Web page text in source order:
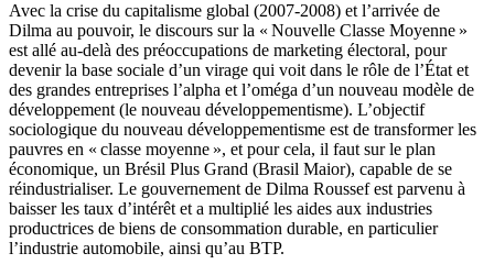
Avec la crise du capitalisme global (2007-2008) et l’arrivée de
Dilma au pouvoir, le discours sur la « Nouvelle Classe Moyenne »
est allé au-delà des préoccupations de marketing électoral, pour
devenir la base sociale d’un virage qui voit dans le rôle de l’État et
des grandes entreprises l’alpha et l’oméga d’un nouveau modèle de
développement (le nouveau développementisme). L’objectif
sociologique du nouveau développementisme est de transformer les
pauvres en « classe moyenne », et pour cela, il faut sur le plan
économique, un Brésil Plus Grand (Brasil Maior), capable de se
réindustrialiser. Le gouvernement de Dilma Roussef est parvenu à
baisser les taux d’intérêt et a multiplié les aides aux industries
productrices de biens de consommation durable, en particulier
l’industrie automobile, ainsi qu’au BTP.